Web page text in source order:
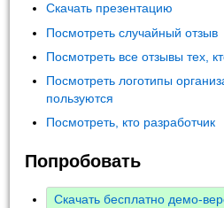
Скачать презентацию
Посмотреть случайный отзыв
Посмотреть все отзывы тех,
Посмотреть логотипы
пользуются
Посмотреть, кто разработчик
Попробовать
Скачать бесплатно демо-